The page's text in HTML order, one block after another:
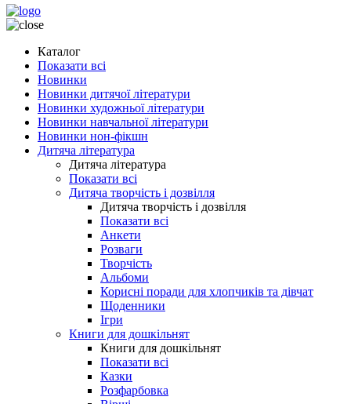
Каталог
Показати всі
Новинки
Новинки дитячої літератури
Новинки художньої літератури
Новинки навчальної літератури
Новинки нон-фікшн
Дитяча література
Дитяча література
Показати всі
Дитяча творчість і дозвілля
Дитяча творчість і дозвілля
Показати всі
Анкети
Розваги
Творчість
Альбоми
Корисні поради для хлопчиків та дівчат
Щоденники
Ігри
Книги для дошкільнят
Книги для дошкільнят
Показати всі
Казки
Розфарбовка